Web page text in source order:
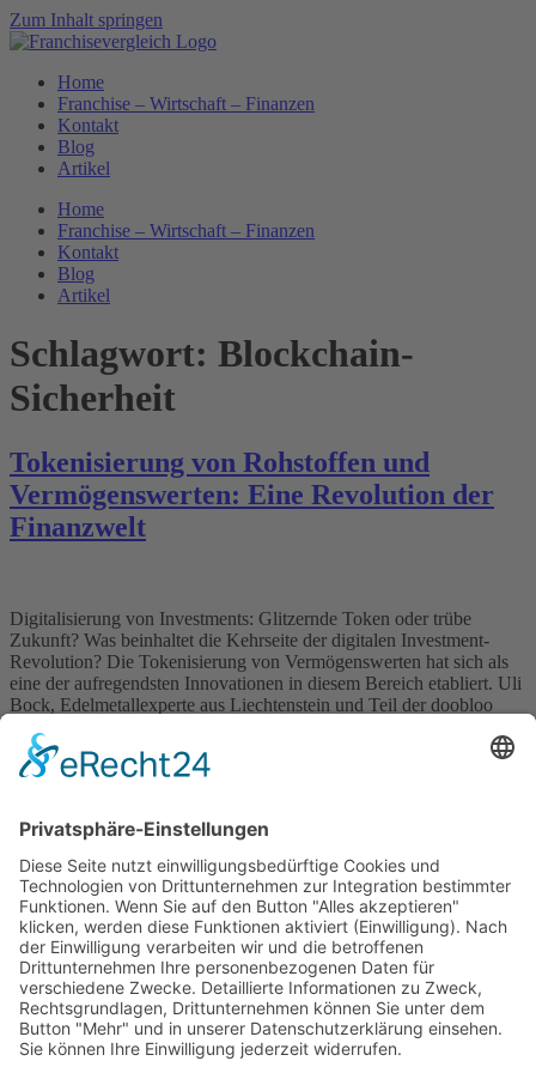
Zum Inhalt springen
Home
Franchise – Wirtschaft – Finanzen
Kontakt
Blog
Artikel
Home
Franchise – Wirtschaft – Finanzen
Kontakt
Blog
Artikel
Schlagwort: Blockchain-
Sicherheit
Tokenisierung von Rohstoffen und
Vermögenswerten: Eine Revolution der
Finanzwelt
Digitalisierung von Investments: Glitzernde Token oder trübe
Zukunft? Was beinhaltet die Kehrseite der digitalen Investment-
Revolution? Die Tokenisierung von Vermögenswerten hat sich als
eine der aufregendsten Innovationen in diesem Bereich etabliert. Uli
Bock, Edelmetallexperte aus Liechtenstein und Teil der doobloo
„Die Tokenisierung verändert nicht nur den Zugang zu
Investitionen, […]
Impressum
Datenschutz
Kooperation
Werbung
Presse- und Öffentlichkeitsarbeit
Aktuelles